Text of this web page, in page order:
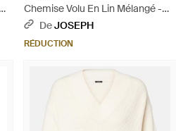
Chemise Volu En Lin Mélangé -
Neutre
DeJOSEPH
RÉDUCTION